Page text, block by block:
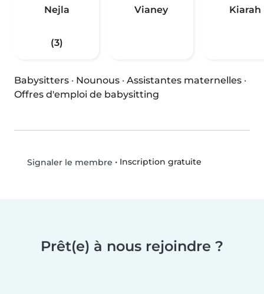
Nejla
(3)
Vianey Kiarah
Babysitters · Nounous · Assistantes maternelles ·
Offres d'emploi de babysitting
Signaler le membre • Inscription gratuite
Prêt(e) à nous rejoindre ?